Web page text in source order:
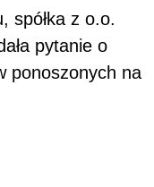
spółka z o.o.
pytanie o
ponoszonych na